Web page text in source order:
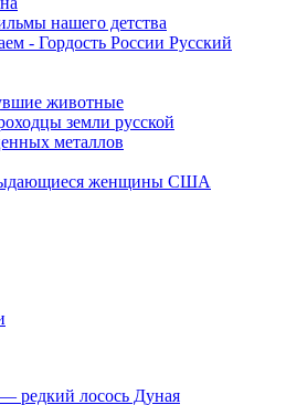
нашего детства
- Гордость России Русский
животные
земли русской
металлов
женщины США